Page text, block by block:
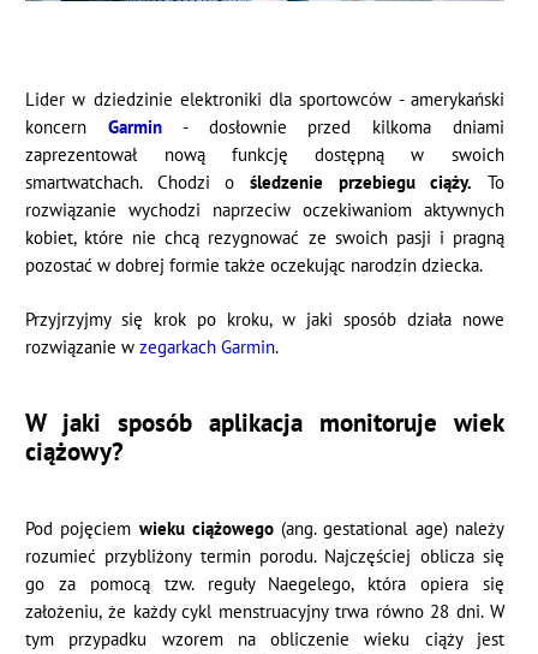
Lider w dziedzinie elektroniki dla sportowców - amerykański
koncern Garmin- dosłownie przed kilkoma dniami
zaprezentował nową funkcję dostępną w swoich
smartwatchach. Chodzi o śledzenie przebiegu ciąży. To
rozwiązanie wychodzi naprzeciw oczekiwaniom aktywnych
kobiet, które nie chcą rezygnować ze swoich pasji i pragną
pozostać w dobrej formie także oczekując narodzin dziecka.
Przyjrzyjmy się krok po kroku, w jaki sposób działa nowe
rozwiązanie wzegarkach Garmin.
W jaki sposób aplikacja monitoruje wiek
ciążowy?
Pod pojęciem wieku ciążowego(ang. gestational age) należy
rozumieć przybliżony termin porodu. Najczęściej oblicza się
go za pomocą tzw. reguły Naegelego, która opiera się
założeniu, że każdy cykl menstruacyjny trwa równo 28 dni. W
tym przypadku wzorem na obliczenie wieku ciąży jest